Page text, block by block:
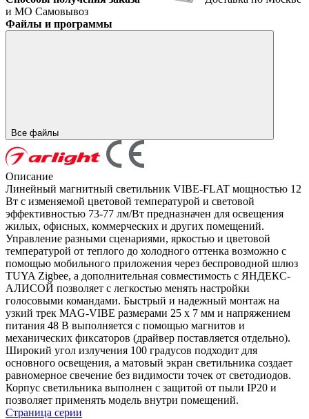
и МО Самовывоз
Файлы и программы
Все файлы
Описание
Линейный магнитный светильник VIBE-FLAT мощностью 12
Вт с изменяемой цветовой температурой и световой
эффективностью 73-77 лм/Вт предназначен для освещения
жилых, офисных, коммерческих и других помещений.
Управление разными сценариями, яркостью и цветовой
температурой от теплого до холодного оттенка возможно с
помощью мобильного приложения через беспроводной шлюз
TUYA Zigbee, а дополнительная совместимость с ЯНДЕКС-
АЛИСОЙ позволяет с легкостью менять настройки
голосовыми командами. Быстрый и надежный монтаж на
узкий трек MAG-VIBE размерами 25 х 7 мм и напряжением
питания 48 В выполняется с помощью магнитов и
механических фиксаторов (драйвер поставляется отдельно).
Широкий угол излучения 100 градусов подходит для
основного освещения, а матовый экран светильника создает
равномерное свечение без видимости точек от светодиодов.
Корпус светильника выполнен с защитой от пыли IP20 и
позволяет применять модель внутри помещений.
Страница серии